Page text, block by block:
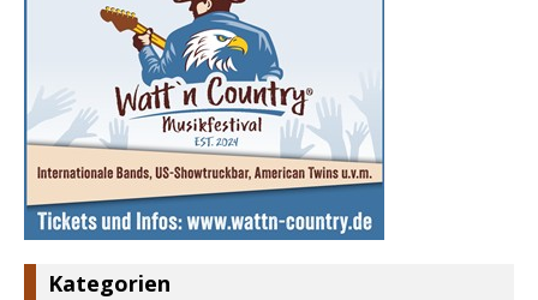
Kategorien